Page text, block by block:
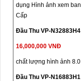
dụng Hình ảnh xem
Cấp
Đầu Thu VP-
16,000,000 VNĐ
chất lượng hình ảnh
Đầu Thu VP-